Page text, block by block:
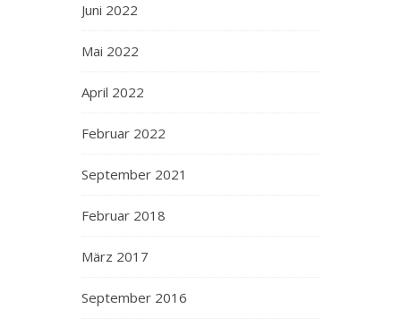
Juni 2022
Mai 2022
April 2022
Februar 2022
September 2021
Februar 2018
März 2017
September 2016